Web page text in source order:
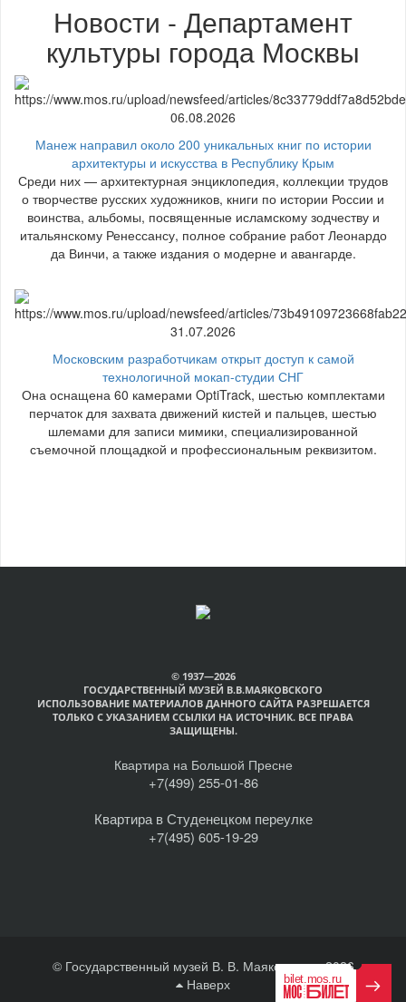
Новости - Департамент
культуры города Москвы
06.08.2026
Манеж направил около 200 уникальных книг по истории
архитектуры и искусства в Республику Крым
Среди них — архитектурная энциклопедия, коллекции трудов
о творчестве русских художников, книги по истории России и
воинства, альбомы, посвященные исламскому зодчеству и
итальянскому Ренессансу, полное собрание работ Леонардо
да Винчи, а также издания о модерне и авангарде.
31.07.2026
Московским разработчикам открыт доступ к самой
технологичной мокап-студии СНГ
Она оснащена 60 камерами OptiTrack, шестью комплектами
перчаток для захвата движений кистей и пальцев, шестью
шлемами для записи мимики, специализированной
съемочной площадкой и профессиональным реквизитом.
© 1937—2026
ГОСУДАРСТВЕННЫЙ МУЗЕЙ В.В.МАЯКОВСКОГО
ИСПОЛЬЗОВАНИЕ МАТЕРИАЛОВ ДАННОГО САЙТА РАЗРЕШАЕТСЯ
ТОЛЬКО С УКАЗАНИЕМ ССЫЛКИ НА ИСТОЧНИК. ВСЕ ПРАВА
ЗАЩИЩЕНЫ.
Квартира на Большой Пресне
+7(499) 255-01-86
Квартира в Студенецком переулке
+7(495) 605-19-29
© Государственный музей В. В. Маяковского, 2026
Наверх